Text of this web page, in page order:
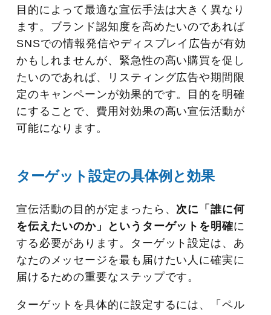
目的によって最適な宣伝手法は大きく異なり
ます。ブランド認知度を高めたいのであれば
SNSでの情報発信やディスプレイ広告が有効
かもしれませんが、緊急性の高い購買を促し
たいのであれば、リスティング広告や期間限
定のキャンペーンが効果的です。目的を明確
にすることで、費用対効果の高い宣伝活動が
可能になります。
ターゲット設定の具体例と効果
宣伝活動の目的が定まったら、 次に「誰に何
を伝えたいのか」というターゲットを明確に
する必要があります。ターゲット設定は、あ
なたのメッセージを最も届けたい人に確実に
届けるための重要なステップです。
ターゲットを具体的に設定するには、「ペル